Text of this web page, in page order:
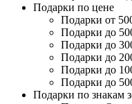
Подарки по цене
Подарки от
Подарки до
Подарки до
Подарки до
Подарки до
Подарки до
Подарки по знакам